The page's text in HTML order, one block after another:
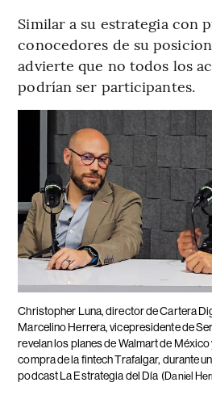
Similar a su estrategia con
conocedores de su
advierte que no todos los
podrían ser participantes.
Christopher Luna, director de Cartera
Marcelino Herrera, vicepresidente de
revelan los planes de Walmart de
compra de la fintech Trafalgar, durante
podcast La Estrategia del Día (Daniel